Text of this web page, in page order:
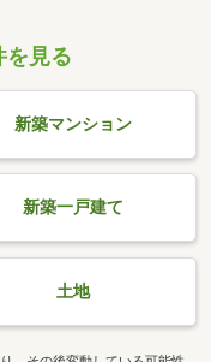
を見る
新築マンション
新築一戸建て
土地